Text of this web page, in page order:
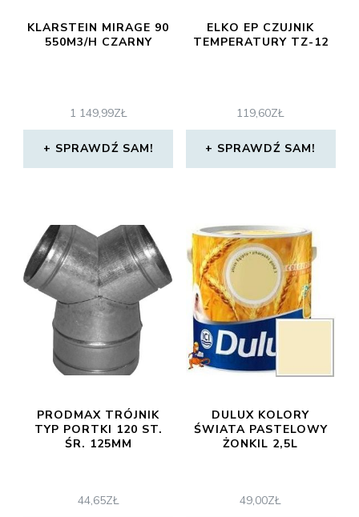
KLARSTEIN MIRAGE 90
550M3/H CZARNY
1 149,99ZŁ
SPRAWDŹ SAM!
ELKO EP CZUJNIK
TEMPERATURY TZ-12
119,60ZŁ
SPRAWDŹ SAM!
PRODMAX TRÓJNIK
TYP PORTKI 120 ST.
ŚR. 125MM
44,65ZŁ
DULUX KOLORY
ŚWIATA PASTELOWY
ŻONKIL 2,5L
49,00ZŁ